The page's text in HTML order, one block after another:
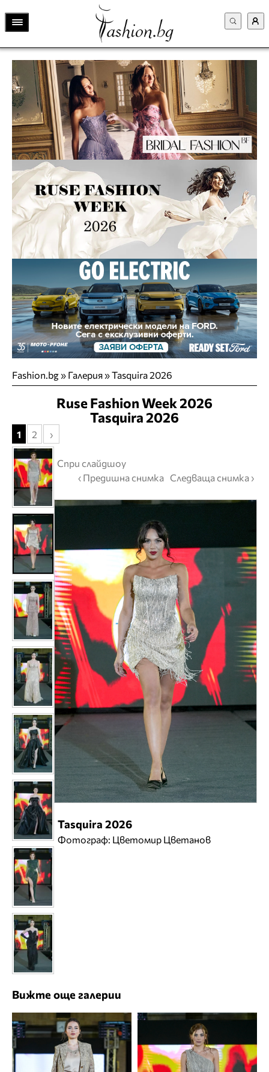
Fashion.bg» Галерия» Tasquira 2026
Ruse Fashion Week 2026
Tasquira 2026
Спри слайдшоу
‹ Предишна снимка Следваща снимка ›
Tasquira 2026
Фотограф: Цветомир Цветанов
1 2 ›
Вижте още галерии